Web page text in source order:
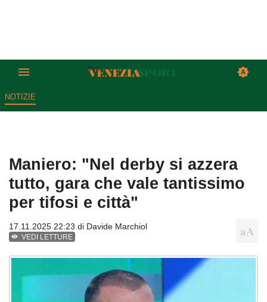
NOTIZIE
Maniero: "Nel derby si azzera
tutto, gara che vale tantissimo
per tifosi e città"
17.11.2025 22:23 di Davide Marchiol
VEDI LETTURE